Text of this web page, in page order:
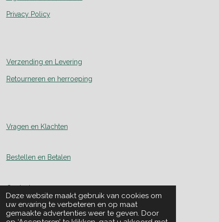
Deze website maakt gebruik van cookies om
uw ervaring te verbeteren en op maat
gemaakte advertenties weer te geven. Door
Privacy Policy
Verzending en Levering
Retourneren en herroeping
Vragen en Klachten
Bestellen en Betalen
Contact
Over Ons